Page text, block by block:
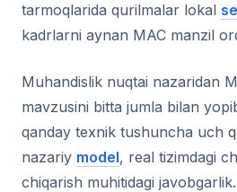
tarmoqlarida qurilmalar lokal
kadrlarni aynan MAC manzil
Muhandislik nuqtai nazaridan
mavzusini bitta jumla bilan
qanday texnik tushuncha uch
nazariy model, real tizimdagi
chiqarish muhitidagi